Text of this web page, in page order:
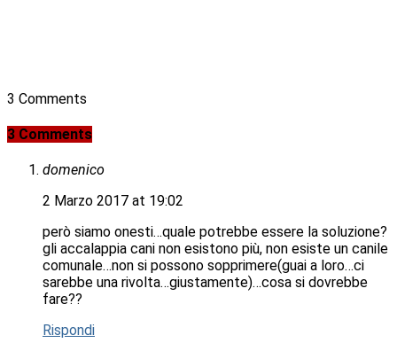
3 Comments
3 Comments
domenico
2 Marzo 2017 at 19:02
però siamo onesti…quale potrebbe essere la soluzione?
gli accalappia cani non esistono più, non esiste un canile
comunale…non si possono sopprimere(guai a loro…ci
sarebbe una rivolta…giustamente)…cosa si dovrebbe
fare??
Rispondi